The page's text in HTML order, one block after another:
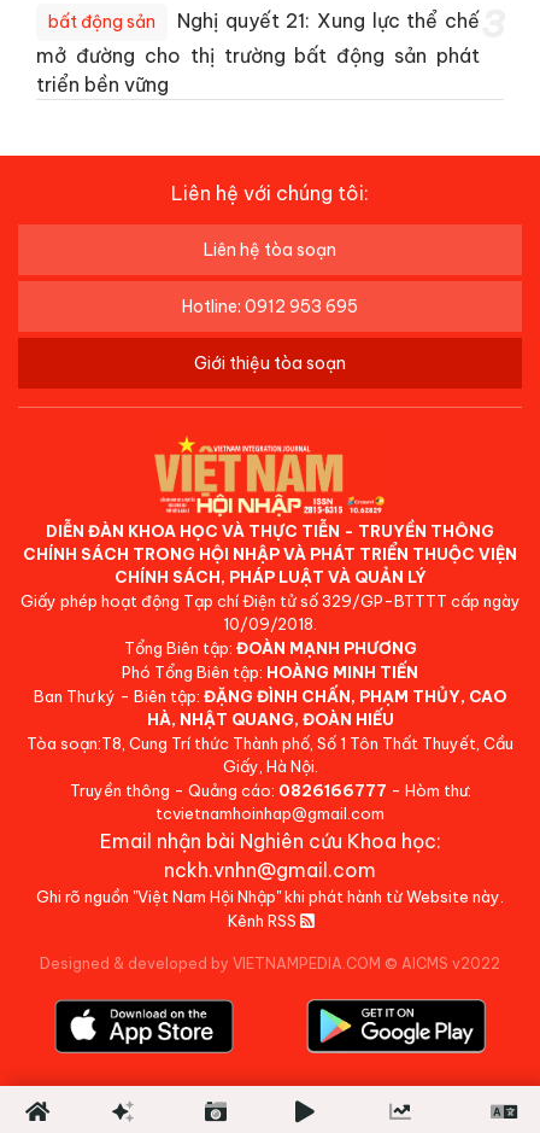
bất động sản
Nghị quyết 21: Xung lực thể chế
mở đường cho thị trường bất động sản phát
triển bền vững
Liên hệ với chúng tôi:
Liên hệ tòa soạn
Hotline: 0912 953 695
Giới thiệu tòa soạn
DIỄN ĐÀN KHOA HỌC VÀ THỰC TIỄN - TRUYỀN THÔNG
CHÍNH SÁCH TRONG HỘI NHẬP VÀ PHÁT TRIỂN THUỘC VIỆN
CHÍNH SÁCH, PHÁP LUẬT VÀ QUẢN LÝ
Giấy phép hoạt động Tạp chí Điện tử số 329/GP-BTTTT cấp ngày
10/09/2018.
Tổng Biên tập: ĐOÀN MẠNH PHƯƠNG
Phó Tổng Biên tập: HOÀNG MINH TIẾN
Ban Thư ký - Biên tập: ĐẶNG ĐÌNH CHẤN, PHẠM THỦY, CAO
HÀ, NHẬT QUANG, ĐOÀN HIẾU
Tòa soạn:T8, Cung Trí thức Thành phố, Số 1 Tôn Thất Thuyết, Cầu
Giấy, Hà Nội.
Truyền thông - Quảng cáo: 0826166777 - Hòm thư:
tcvietnamhoinhap@gmail.com
Email nhận bài Nghiên cứu Khoa học:
nckh.vnhn@gmail.com
Ghi rõ nguồn "Việt Nam Hội Nhập" khi phát hành từ Website này.
Kênh RSS
Designed & developed by VIETNAMPEDIA.COM © AICMS v2022